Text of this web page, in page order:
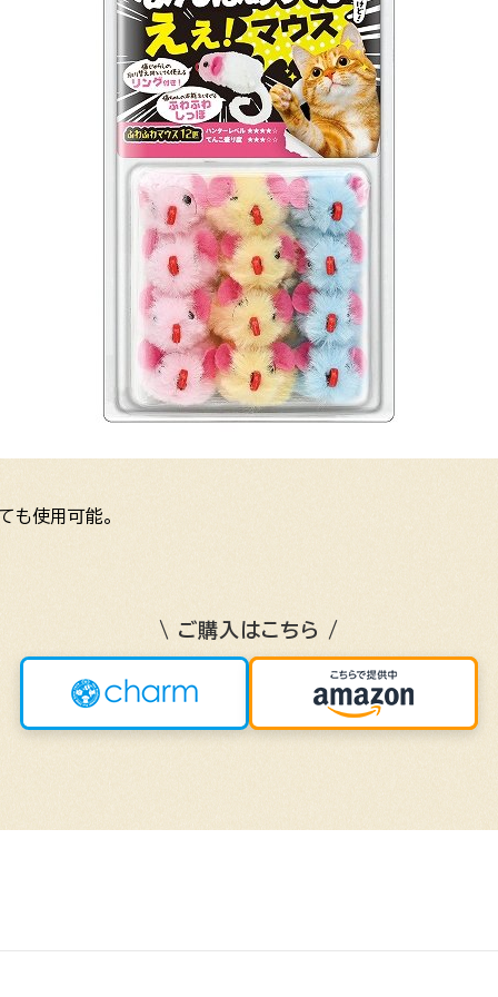
も使用可能。
\ ご購入はこちら /